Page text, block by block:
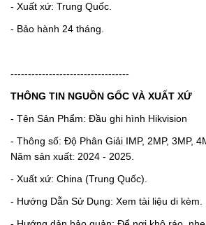
- Xuất xứ: Trung Quốc.
- Bảo hành 24 tháng.
----------------------------------
THÔNG TIN NGUỒN GỐC VÀ XUẤT XỨ
- Tên Sản Phẩm: Đầu ghi hình Hikvision
- Thông số: Độ Phân Giải IMP, 2MP, 3MP,
Năm sản xuất: 2024 - 2025.
- Xuất xứ: China (Trung Quốc).
- Hướng Dẫn Sử Dụng: Xem tài liệu di kèm.